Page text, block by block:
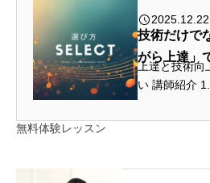
代に吹けなか
2025.12.22
技術だけで
がら上達」
とは？
上達と技術向
い 講師紹介 1. フルート教室選びで失
は様々なスタ
無料体験レッスン